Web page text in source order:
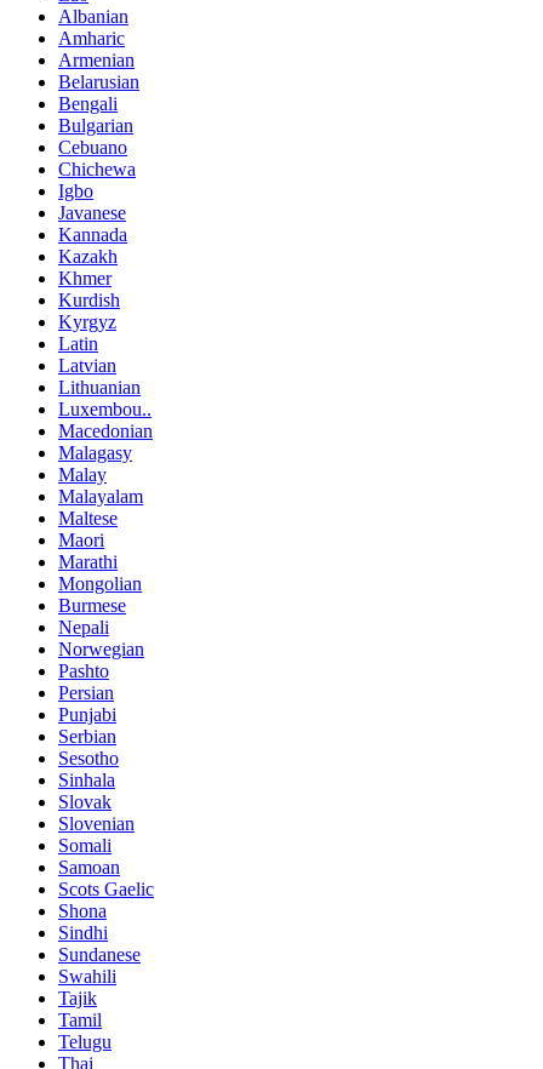
Albanian
Amharic
Armenian
Belarusian
Bengali
Bulgarian
Cebuano
Chichewa
Igbo
Javanese
Kannada
Kazakh
Khmer
Kurdish
Kyrgyz
Latin
Latvian
Lithuanian
Luxembou..
Macedonian
Malagasy
Malay
Malayalam
Maltese
Maori
Marathi
Mongolian
Burmese
Nepali
Norwegian
Pashto
Persian
Punjabi
Serbian
Sesotho
Sinhala
Slovak
Slovenian
Somali
Samoan
Scots Gaelic
Shona
Sindhi
Sundanese
Swahili
Tajik
Tamil
Telugu
Thai